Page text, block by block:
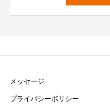
メッセージ
プライバシーポリシー